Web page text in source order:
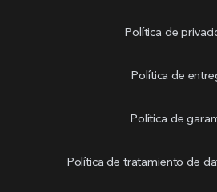
Política de
Política de
Política de
Política de tratamiento de